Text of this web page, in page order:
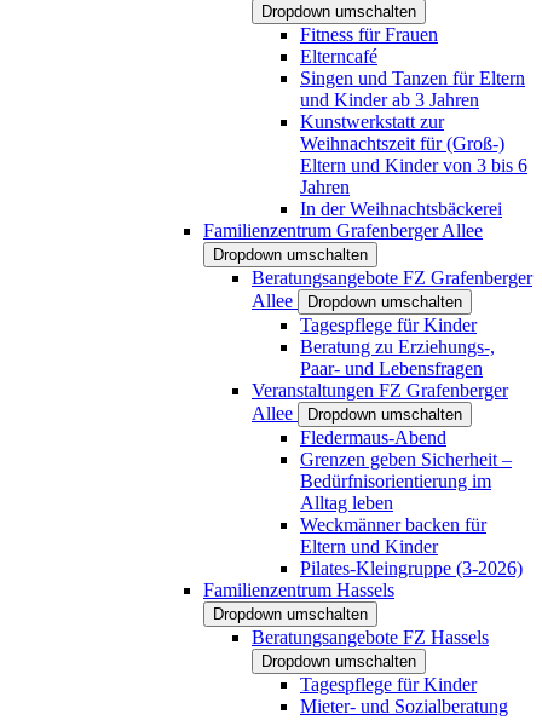
Dropdown umschalten
Fitness für Frauen
Elterncafé
Singen und Tanzen für Eltern
und Kinder ab 3 Jahren
Kunstwerkstatt zur
Weihnachtszeit für (Groß-)
Eltern und Kinder von 3 bis 6
Jahren
In der Weihnachtsbäckerei
Familienzentrum Grafenberger Allee
Dropdown umschalten
Beratungsangebote FZ Grafenberger
Allee
Dropdown umschalten
Tagespflege für Kinder
Beratung zu Erziehungs-,
Paar- und Lebensfragen
Veranstaltungen FZ Grafenberger
Allee
Dropdown umschalten
Fledermaus-Abend
Grenzen geben Sicherheit –
Bedürfnisorientierung im
Alltag leben
Weckmänner backen für
Eltern und Kinder
Pilates-Kleingruppe (3-2026)
Familienzentrum Hassels
Dropdown umschalten
Beratungsangebote FZ Hassels
Dropdown umschalten
Tagespflege für Kinder
Mieter- und Sozialberatung